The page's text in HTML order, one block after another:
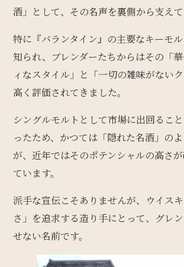
酒」として、その名声を裏側から支えて
特に『バランタイン』の主要なキーモ
知られ、ブレンダーたちからはその「
ィなスタイル」と「一切の雑味がない
高く評価されてきました。
シングルモルトとして市場に出回るこ
ったため、かつては「隠れた名酒」の
が、近年ではそのポテンシャルの高さ
ています。
派手な宣伝こそありませんが、ウイス
さ」を追求する造り手にとって、グレ
せない名前です。